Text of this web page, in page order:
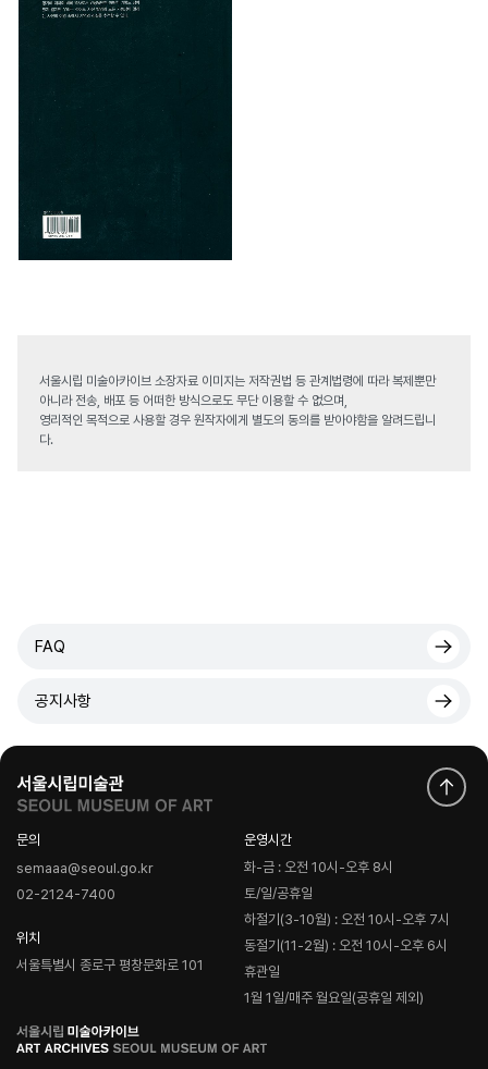
서울시립 미술아카이브 소장자료 이미지는 저작권법 등 관계법령에 따라 복제뿐만
아니라 전송, 배포 등 어떠한 방식으로도 무단 이용할 수 없으며,
영리적인 목적으로 사용할 경우 원작자에게 별도의 동의를 받아야함을 알려드립니
다.
FAQ
공지사항
문의
semaaa@seoul.go.kr
02-2124-7400
위치
서울특별시 종로구 평창문화로 101
운영시간
화-금 : 오전 10시-오후 8시
토/일/공휴일
하절기(3-10월) : 오전 10시-오후 7시
동절기(11-2월) : 오전 10시-오후 6시
휴관일
1월 1일/매주 월요일(공휴일 제외)
로
고